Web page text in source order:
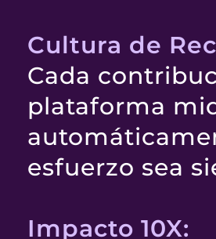
Cultura de
Cada
plataforma
esfuerzo sea
Impacto 10X: